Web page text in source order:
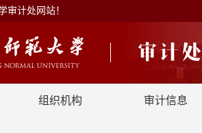
审计处网站！
组织机构 审计信息